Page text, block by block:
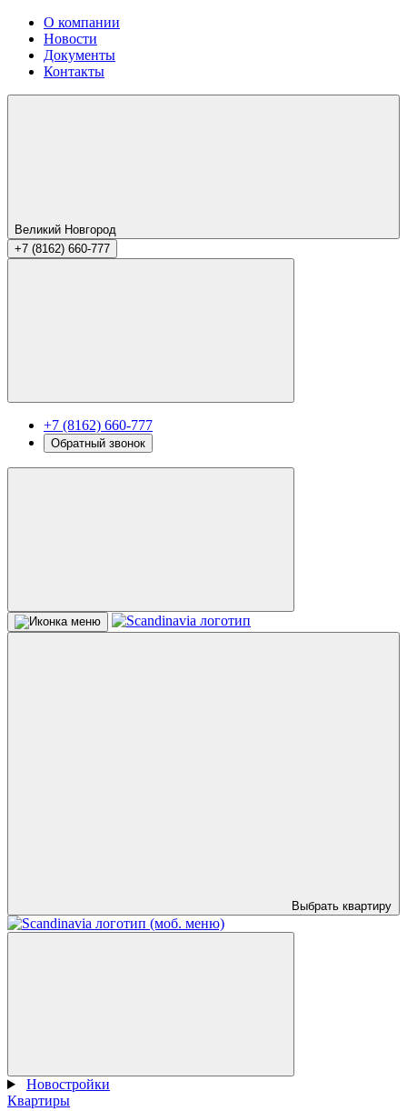
О компании
Новости
Документы
Контакты
Великий Новгород
+7 (8162) 660-777
+7 (8162) 660-777
Обратный звонок
Выбрать квартиру
Новостройки
Квартиры